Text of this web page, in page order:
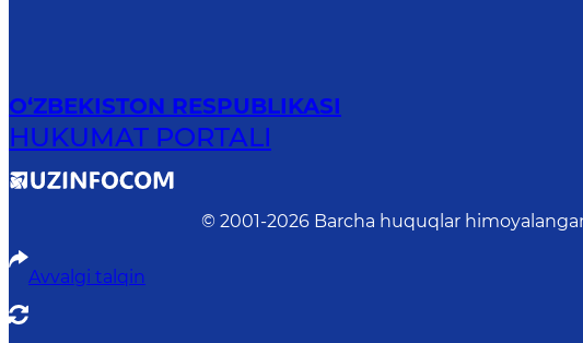
O‘ZBEKISTON RESPUBLIKASI
HUKUMAT PORTALI
© 2001-2026 Barcha huquqlar
Avvalgi talqin